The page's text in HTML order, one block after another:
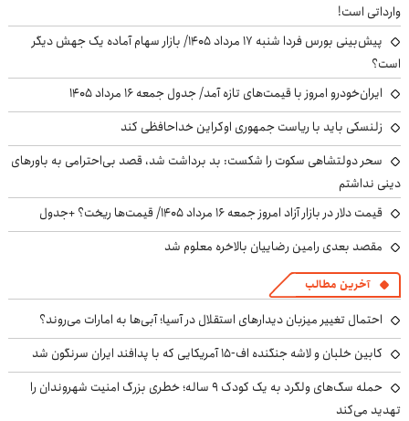
وارداتی است!
پیش‌بینی بورس فردا شنبه ۱۷ مرداد ۱۴۰۵/ بازار سهام آماده یک جهش دیگر
است؟
ایران‌خودرو امروز با قیمت‌های تازه آمد/ جدول جمعه ۱۶ مرداد ۱۴۰۵
زلنسکی باید با ریاست جمهوری اوکراین خداحافظی کند
سحر دولتشاهی سکوت را شکست: بد برداشت شد، قصد بی‌احترامی به باورهای
دینی نداشتم
قیمت دلار در بازار آزاد امروز جمعه ۱۶ مرداد ۱۴۰۵/ قیمت‌ها ریخت؟ +جدول
مقصد بعدی رامین رضاییان بالاخره معلوم شد
آخرین مطالب
احتمال تغییر میزبان دیدارهای استقلال در آسیا؛ آبی‌ها به امارات می‌روند؟
کابین خلبان و لاشه جنگنده اف-۱۵ آمریکایی که با پدافند ایران سرنگون شد
حمله سگ‌های ولگرد به یک کودک ۹ ساله؛ خطری بزرگ امنیت شهروندان را
تهدید می‌کند